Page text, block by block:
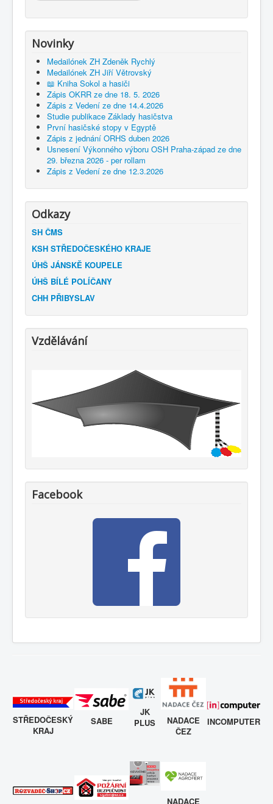
Novinky
Medailónek ZH Zdeněk Rychlý
Medailónek ZH Jiří Větrovský
📖 Kniha Sokol a hasiči
Zápis OKRR ze dne 18. 5. 2026
Zápis z Vedení ze dne 14.4.2026
Studie publikace Základy hasičstva
První hasičské stopy v Egyptě
Zápis z jednání ORHS duben 2026
Usnesení Výkonného výboru OSH Praha-západ ze dne
29. března 2026 - per rollam
Zápis z Vedení ze dne 12.3.2026
Odkazy
SH ČMS
KSH STŘEDOČESKÉHO KRAJE
ÚHŠ JÁNSKĚ KOUPELE
ÚHŠ BÍLÉ POLÍČANY
CHH PŘIBYSLAV
Vzdělávání
Facebook
STŘEDOČESKÝ
KRAJ
SABE
JK
PLUS
NADACE
ČEZ
INCOMPUTER
NADACE